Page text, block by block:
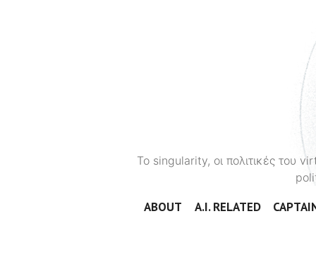
To singularity, οι πολιτικές του
ABOUT A.I. RELATED